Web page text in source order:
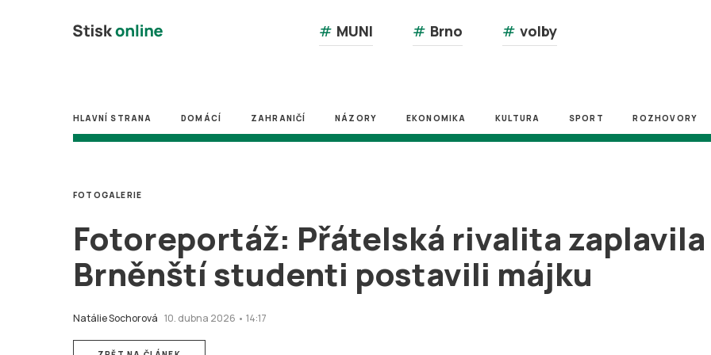
# MUNI # Brno # volby
HLAVNÍ STRANA DOMÁCÍ ZAHRANIČÍ NÁZORY EKONOMIKA KULTURA SPORT ROZHOVORY
Fotoreportáž: Přátelská rivalita
Brněnští studenti postavili májku
Natálie Sochorová 10. dubna 2026 • 14:17
FOTOGALERIE